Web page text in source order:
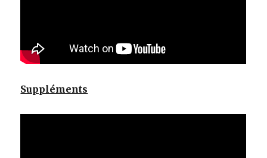
Suppléments